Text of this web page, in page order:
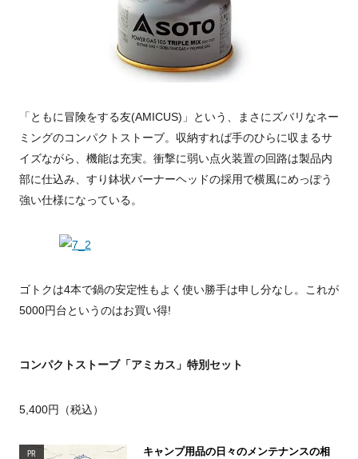
「ともに冒険をする友(AMICUS)」という、まさにズバリなネー
ミングのコンパクトストーブ。収納すれば手のひらに収まるサ
イズながら、機能は充実。衝撃に弱い点火装置の回路は製品内
部に仕込み、すり鉢状バーナーヘッドの採用で横風にめっぽう
強い仕様になっている。
ゴトクは4本で鍋の安定性もよく使い勝手は申し分なし。これが
5000円台というのはお買い得!
コンパクトストーブ「アミカス」特別セット
5,400円（税込）
PR
キャンプ用品の日々のメンテナンスの相